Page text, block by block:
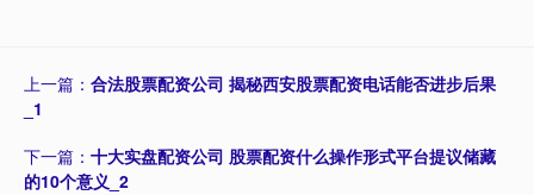
上一篇： 合法股票配资公司 揭秘西安股票配资电话能否进步后果
_1
下一篇： 十大实盘配资公司 股票配资什么操作形式平台提议储藏
的10个意义_2